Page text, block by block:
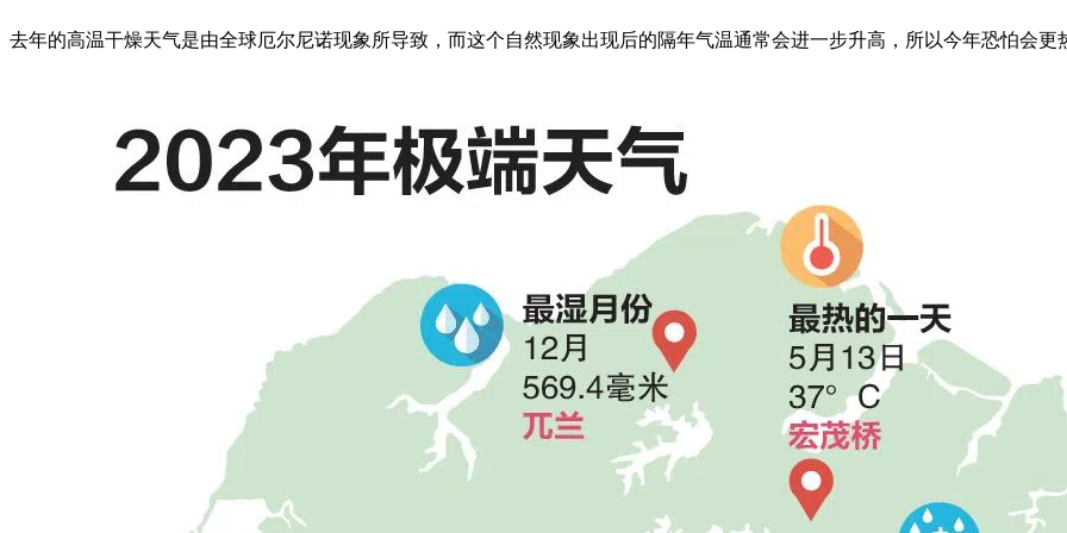
去年的高温干燥天气是由全球厄尔尼诺现象所导致，而这个自然现象出现后的隔年气温通常会进一步升高，所以今年恐怕会更